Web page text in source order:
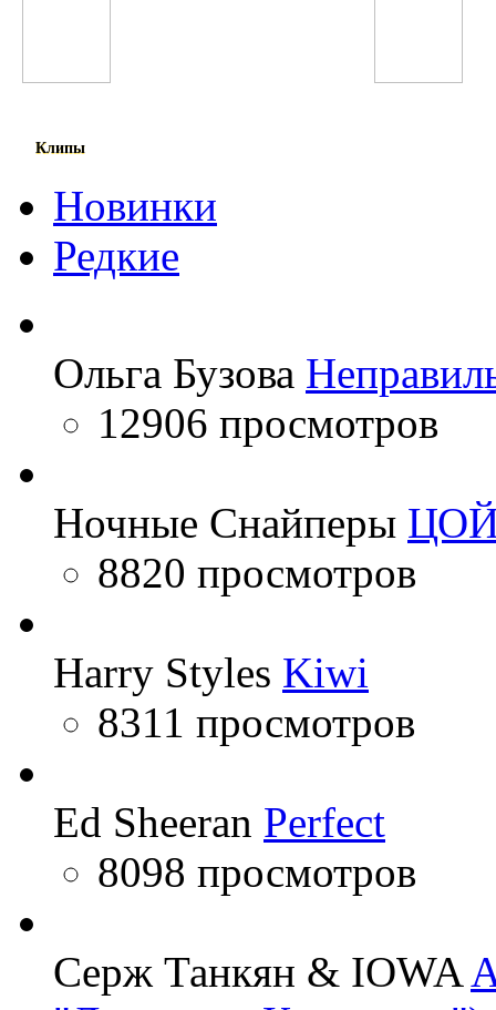
Клипы
Новинки
Редкие
Ольга Бузова
12906 просмотров
Ночные Снайперы
8820 просмотров
Harry Styles Kiwi
8311 просмотров
Ed Sheeran Perfect
8098 просмотров
Серж Танкян & IOWA